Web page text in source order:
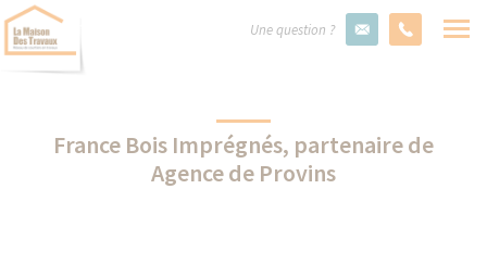
Une question ?
France Bois Imprégnés, partenaire de
Agence de Provins